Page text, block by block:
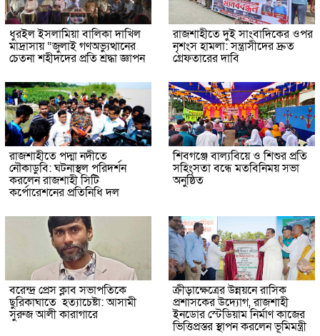
ধুরইল ইসলামিয়া বালিকা দাখিল
মাদ্রাসায় “জুলাই গণঅভ্যুত্থানের
চেতনা শহীদদের প্রতি শ্রদ্ধা জ্ঞাপন
রাজশাহীতে দুই সাংবাদিকের ওপর
নৃশংস হামলা: সন্ত্রাসীদের দ্রুত
গ্রেফতারের দাবি
রাজশাহীতে পদ্মা নদীতে
নৌকাডুবি: ঘটনাস্থল পরিদর্শন
করলেন রাজশাহী সিটি
কর্পোরেশনের প্রতিনিধি দল
শিবগঞ্জে বাল্যবিয়ে ও শিশুর প্রতি
সহিংসতা বন্ধে মতবিনিময় সভা
অনুষ্ঠিত
বরেন্দ্র প্রেস ক্লাব সভাপতিকে
ছুরিকাঘাতে হত্যাচেষ্টা: আসামী
সুরুজ আলী কারাগারে
ক্রীড়াক্ষেত্রের উন্নয়নে রাসিক
প্রশাসকের উদ্যোগ, রাজশাহী
ইনডোর স্টেডিয়াম নির্মাণ কাজের
ভিত্তিপ্রস্তর স্থাপন করলেন ভূমিমন্ত্রী